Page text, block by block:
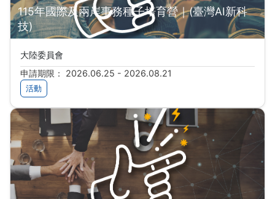
115年國際及兩岸事務種子培育營｜(臺灣AI新科
技)
大陸委員會
申請期限： 2026.06.25 - 2026.08.21
活動